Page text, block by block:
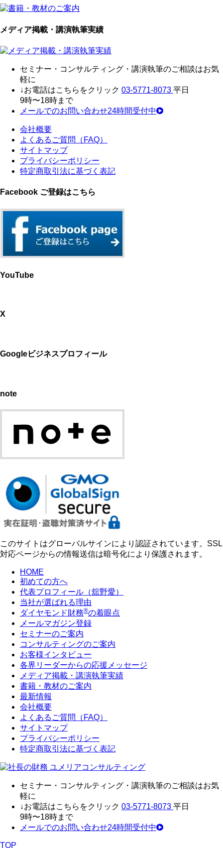
メディア掲載・講演執筆実績
セミナー・ コンサルティング・ 講演執筆のご相談はお気
軽に
↓お電話はこちらをクリック 03-5771-8073 平日
9時〜18時まで
メールでのお問い合わせ24時間受付中
会社概要
よくあるご質問（FAQ）
サイトマップ
プライバシーポリシー
特定商取引法に基づく表記
Facebook ご登録はこちら
YouTube
X
Googleビジネスプロフィール
note
このサイトはグローバルサインにより認証されています。SSL
対応ページからの情報送信は暗号化により保護されます。
HOME
初めての方へ
代表プロフィール（舘野愛）
当社が選ばれる理由
ダイヤモンド財務®の着眼点
メールマガジン登録
セミナーのご案内
コンサルティングのご案内
お客様インタビュー
各界リーダーからの応援メッセージ
メディア掲載・講演執筆実績
書籍・教材のご案内
最新情報
会社概要
よくあるご質問（FAQ）
サイトマップ
プライバシーポリシー
特定商取引法に基づく表記
セミナー・ コンサルティング・ 講演執筆のご相談はお気
軽に
↓お電話はこちらをクリック 03-5771-8073 平日
9時〜18時まで
メールでのお問い合わせ24時間受付中
TOP